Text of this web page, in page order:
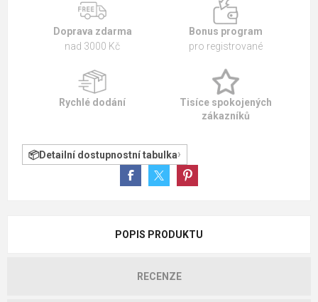
Doprava zdarma
nad 3000 Kč
Bonus program
pro registrované
Rychlé dodání
Tisíce spokojených
zákazníků
Detailní dostupnostní tabulka
POPIS PRODUKTU
RECENZE